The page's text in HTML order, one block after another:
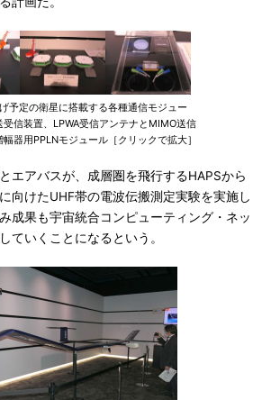
予定の衛星に搭載する各種通信モジュー
受信装置、LPWA受信アンテナとMIMO送信
器用PPLNモジュール［クリックで拡大］
エアバスが、成層圏を飛行するHAPSから
向けたUHF帯の電波伝搬測定実験を実施し
成果も宇宙統合コンピューティング・ネッ
ていくことになるという。